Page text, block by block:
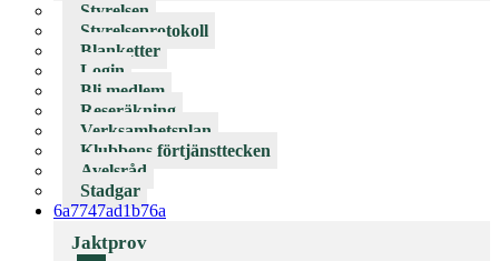
Styrelsen
Styrelseprotokoll
Blanketter
Login
Bli medlem
Reseräkning
Verksamhetsplan
Klubbens förtjänsttecken
Avelsråd
Stadgar
6a7747ad1b76a
Jaktprov